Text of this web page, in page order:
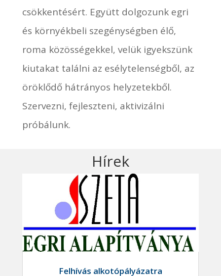
csökkentésért. Együtt dolgozunk egri
és környékbeli szegénységben élő,
roma közösségekkel, velük igyekszünk
kiutakat találni az esélytelenségből, az
öröklődő hátrányos helyzetekből.
Szervezni, fejleszteni, aktivizálni
próbálunk.
Hírek
Felhívás alkotópályázatra